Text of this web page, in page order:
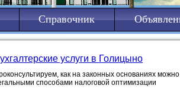
Справочник
услуги в Голицыно
как на законных основаниях
способами налоговой оптимизации